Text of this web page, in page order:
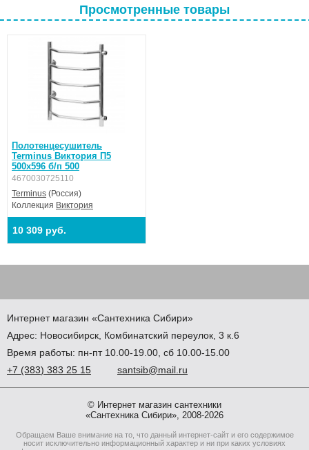
Просмотренные товары
Полотенцесушитель
Terminus Виктория П5
500х596 б/п 500
4670030725110
Terminus (Россия)
Коллекция Виктория
10 309 руб.
Интернет магазин «Сантехника Сибири»
Адрес: Новосибирск Комбинатский переулок, 3 к.6
Время работы: пн-пт 10.00-19.00, сб 10.00-15.00
+7 (383) 383 25 15 santsib@mail.ru
© Интернет магазин сантехники
«Сантехника Сибири», 2008-2026
Обращаем Ваше внимание на то, что данный интернет-сайт и его содержимое
носит исключительно информационный характер и ни при каких условиях